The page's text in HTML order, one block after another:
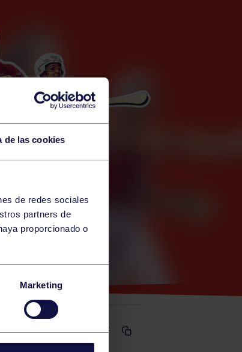
de las cookies
de redes sociales
partners de
proporcionado o
Marketing
Comparte